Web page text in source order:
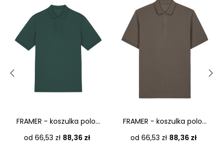
FRAMER - koszulka polo...
od 66,53 zł Cena
88,36 zł
FRAMER - koszulka polo...
od 66,53 zł Cena
88,36 zł